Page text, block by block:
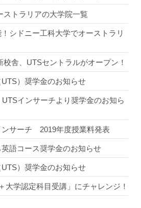
ストラリアの大学院一覧
シドニー工科大学でオーストラリ
舎、UTSセントラルがオープン！
）奨学金のお知らせ
UTSインサーチより奨学金のお知ら
ンサーチ 2019年度授業料発表
語コース奨学金のお知らせ
）奨学金のお知らせ
大学認定科目受講」にチャレンジ！